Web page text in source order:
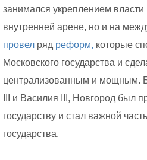
занимался укреплением
внутренней арене, но и на
провел ряд реформ, которые
Московского государства и
централизованным и мощным.
III и Василия III, Новгород был
государству и стал важной
государства.